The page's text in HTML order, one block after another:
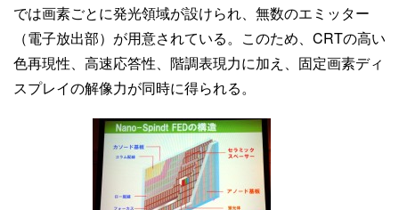
では画素ごとに発光領域が設けられ、無数のエミッター
（電子放出部）が用意されている。このため、CRTの高い
色再現性、高速応答性、階調表現力に加え、固定画素ディ
スプレイの解像力が同時に得られる。